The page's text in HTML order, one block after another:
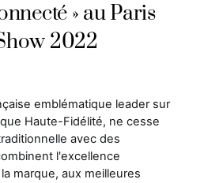
» au Paris
2022
emblématique leader sur
Haute-Fidélité, ne cesse
avec des
l'excellence
marque, aux meilleures